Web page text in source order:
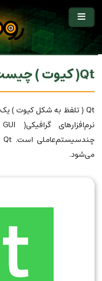
Qt( کیوت ) چیست ؟
Qt ( تلفظ به شکل کیوت ) یک
می‌شود.